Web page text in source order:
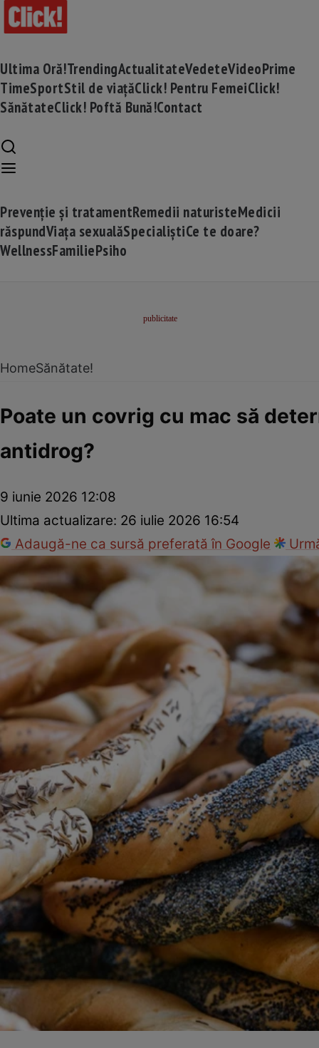
Ultima Oră!TrendingActualitateVedeteVideoPrime
TimeSportStil de viațăClick! Pentru FemeiClick!
SănătateClick! Poftă Bună!Contact
Prevenție și tratamentRemedii naturisteMedicii
răspundViața sexualăSpecialiștiCe te doare?
WellnessFamiliePsiho
HomeSănătate!
Poate un covrig cu mac să
antidrog?
9 iunie 2026 12:08
Ultima actualizare: 26 iulie 2026 16:54
Adaugă-ne ca sursă preferată în Google